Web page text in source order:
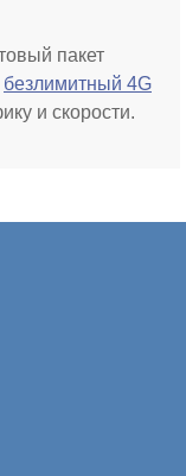
пакет
безлимитный 4G
и скорости.